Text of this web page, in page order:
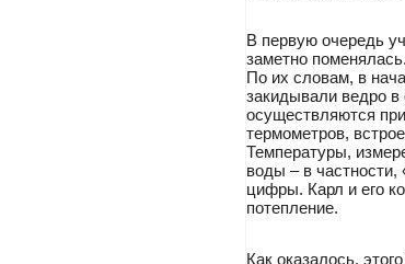
В первую очередь
заметно поменялась.
По их словам, в
закидывали ведро
осуществляются
термометров,
Температуры,
воды – в
цифры. Карл и его
потепление.
Как оказалось,